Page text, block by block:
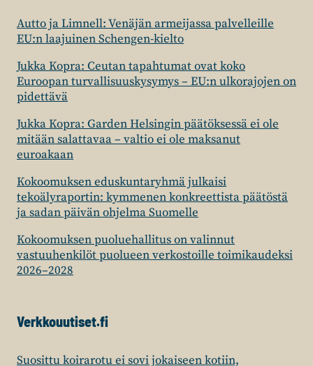
Autto ja Limnell: Venäjän armeijassa palvelleille
EU:n laajuinen Schengen-kielto
Jukka Kopra: Ceutan tapahtumat ovat koko
Euroopan turvallisuuskysymys – EU:n ulkorajojen on
pidettävä
Jukka Kopra: Garden Helsingin päätöksessä ei ole
mitään salattavaa – valtio ei ole maksanut
euroakaan
Kokoomuksen eduskuntaryhmä julkaisi
tekoälyraportin: kymmenen konkreettista päätöstä
ja sadan päivän ohjelma Suomelle
Kokoomuksen puoluehallitus on valinnut
vastuuhenkilöt puolueen verkostoille toimikaudeksi
2026–2028
Verkkouutiset.fi
Suosittu koirarotu ei sovi jokaiseen kotiin,